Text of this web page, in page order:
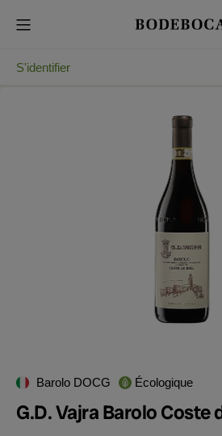
S'identifier
Barolo DOCG Écologique
G.D. Vajra Barolo Coste